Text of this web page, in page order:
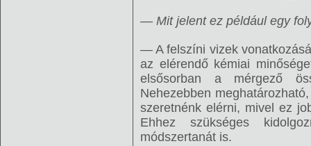
— Mit jelent ez például egy
— A felszíni vizek
az elérendő kémiai
elsősorban a mérgező
Nehezebben
szeretnénk elérni, mivel ez
Ehhez szükséges
módszertanát is.